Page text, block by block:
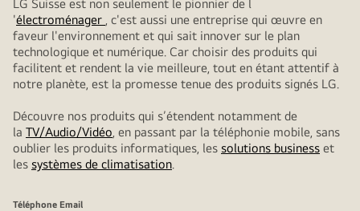
LG Suisse est non seulement le pionnier de l
'électroménager , c'est aussi une entreprise qui œuvre en
faveur l'environnement et qui sait innover sur le plan
technologique et numérique. Car choisir des produits qui
facilitent et rendent la vie meilleure, tout en étant attentif à
notre planète, est la promesse tenue des produits signés LG.
Découvre nos produits qui s’étendent notamment de
la TV/Audio/Vidéo, en passant par la téléphonie mobile, sans
oublier les produits informatiques, les solutions business et
les systèmes de climatisation.
Téléphone Email